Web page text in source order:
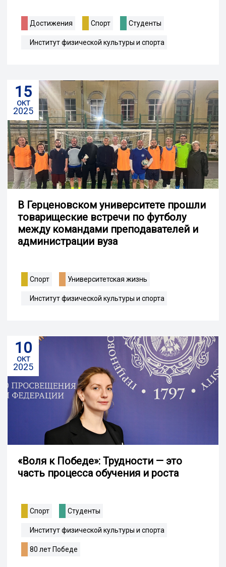
Достижения Спорт Студенты
Институт физической культуры и спорта
15
окт
2025
В Герценовском университете прошли
товарищеские встречи по футболу
между командами преподавателей и
администрации вуза
Спорт Университетская жизнь
Институт физической культуры и спорта
10
окт
2025
«Воля к Победе»: Трудности — это
часть процесса обучения и роста
Спорт Студенты
Институт физической культуры и спорта
80 лет Победе